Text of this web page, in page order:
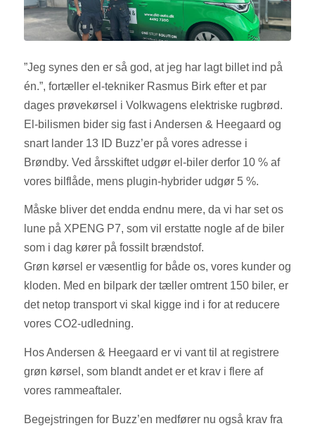
”Jeg synes den er så god, at jeg har lagt billet ind på
én.”, fortæller el-tekniker Rasmus Birk efter et par
dages prøvekørsel i Volkwagens elektriske rugbrød.
El-bilismen bider sig fast i Andersen & Heegaard og
snart lander 13 ID Buzz’er på vores adresse i
Brøndby. Ved årsskiftet udgør el-biler derfor 10 % af
vores bilflåde, mens plugin-hybrider udgør 5 %.
Måske bliver det endda endnu mere, da vi har set os
lune på XPENG P7, som vil erstatte nogle af de biler
som i dag kører på fossilt brændstof.
Grøn kørsel er væsentlig for både os, vores kunder og
kloden. Med en bilpark der tæller omtrent 150 biler, er
det netop transport vi skal kigge ind i for at reducere
vores CO2-udledning.
Hos Andersen & Heegaard er vi vant til at registrere
grøn kørsel, som blandt andet er et krav i flere af
vores rammeaftaler.
Begejstringen for Buzz’en medfører nu også krav fra